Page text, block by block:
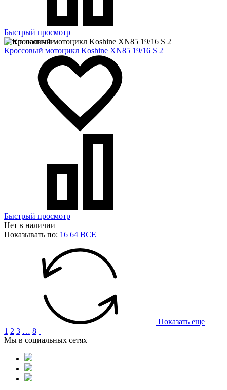
Быстрый просмотр
Нет в наличии
Кроссовый мотоцикл Koshine XN85 19/16 S 2
Быстрый просмотр
Нет в наличии
Показывать по: 16 64 ВСЕ
Показать еще
1 2 3 … 8
Мы в социальных сетях